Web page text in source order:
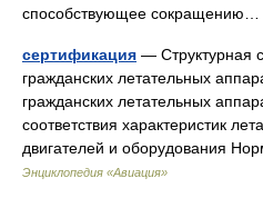
способствующее
сертификация — Структурная
гражданских летательных
гражданских летательных
соответствия характеристик
двигателей и оборудования
Энциклопедия «Авиация»